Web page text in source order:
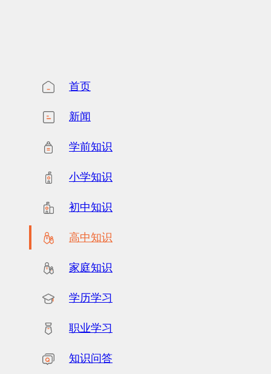
首页
新闻
学前知识
小学知识
初中知识
高中知识
家庭知识
学历学习
职业学习
知识问答